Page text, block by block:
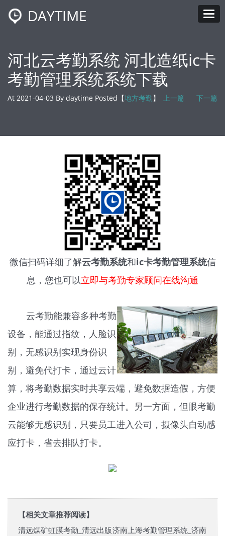
DAYTIME
河北云考勤系统 河北造纸ic卡
考勤管理系统系统下载
At 2021-04-03 By daytime Posted【地方考勤】 上一篇 下一篇
微信扫码详细了解云考勤系统和ic卡考勤管理系统信
息，您也可以立即与考勤专家顾问在线沟通
云考勤能兼容多种考勤
设备，能通过指纹，人脸识
别，无感识别实现身份识
别，避免代打卡，通过云计
算，将考勤数据实时共享云端，避免数据造假，方便
企业进行考勤数据的保存统计。另一方面，但眼考勤
云能够无感识别，只要员工进入公司，摄像头自动感
应打卡，省去排队打卡。
【相关文章推荐阅读】
清远煤矿虹膜考勤_清远出版济南上海考勤管理系统_济南